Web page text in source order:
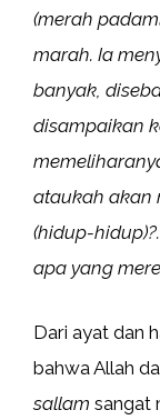
(merah
marah. Ia
banyak,
disampaikan
ataukah akan
(hidup-
apa yang
Dari ayat dan
bahwa Allah
sallam sangat